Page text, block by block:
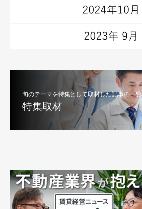
旬のテーマを特集として取材した記事の一覧
特集取材